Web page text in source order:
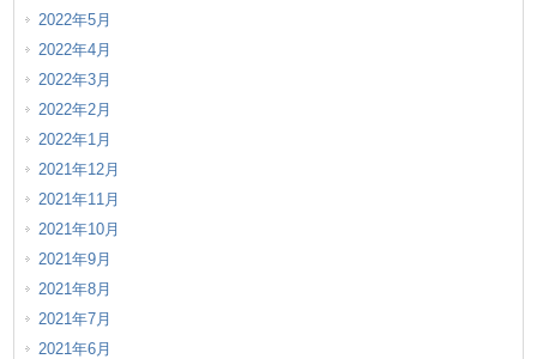
2022年5月
2022年4月
2022年3月
2022年2月
2022年1月
2021年12月
2021年11月
2021年10月
2021年9月
2021年8月
2021年7月
2021年6月